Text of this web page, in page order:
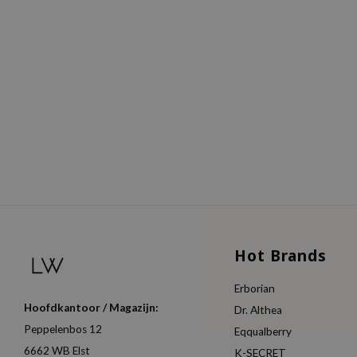
Hoofdkantoor / Magazijn:
Peppelenbos 12
6662 WB Elst
Hot Brands
Erborian
Dr. Althea
Eqqualberry
K-SECRET